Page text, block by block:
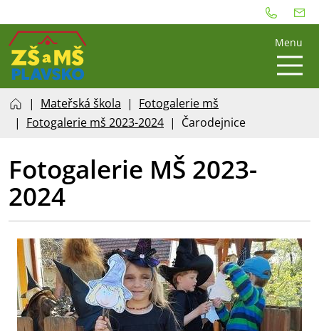
Menu
Mateřská škola
Fotogalerie mš
Fotogalerie mš 2023-2024
Čarodejnice
Fotogalerie MŠ 2023-
2024